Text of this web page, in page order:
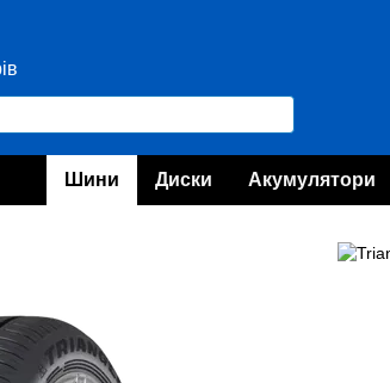
Шини Диски Акумулятори